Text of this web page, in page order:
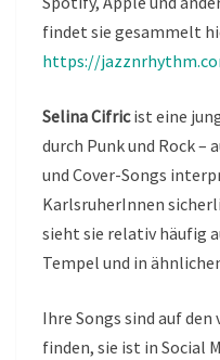
findet sie gesammelt
https://
Selina Cifricist eine
durch Punk und Rock –
und Cover-Songs
KarlsruherInnen
sieht sie relativ häufig
Tempel und in
Ihre Songs sind auf
finden, sie ist in Social